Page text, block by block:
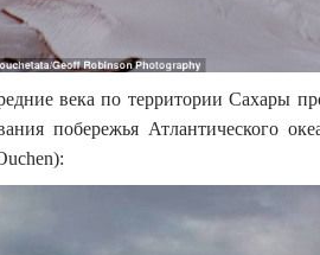
века по территории Сахары
побережья Атлантического